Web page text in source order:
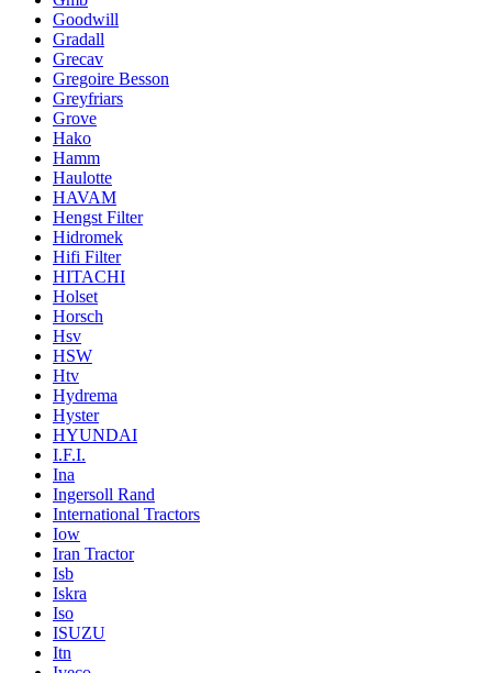
Goodwill
Gradall
Grecav
Gregoire Besson
Greyfriars
Grove
Hako
Hamm
Haulotte
HAVAM
Hengst Filter
Hidromek
Hifi Filter
HITACHI
Holset
Horsch
Hsv
HSW
Htv
Hydrema
Hyster
HYUNDAI
I.F.I.
Ina
Ingersoll Rand
International Tractors
Iow
Iran Tractor
Isb
Iskra
Iso
ISUZU
Itn